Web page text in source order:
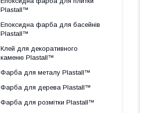
Plastall™
Епоксидна фарба для басейнів
Plastall™
Клей для декоративного
каменю Plastall™
Фарба для металу Plastall™
Фарба для дерева Plastall™
Фарба для розмітки Plastall™